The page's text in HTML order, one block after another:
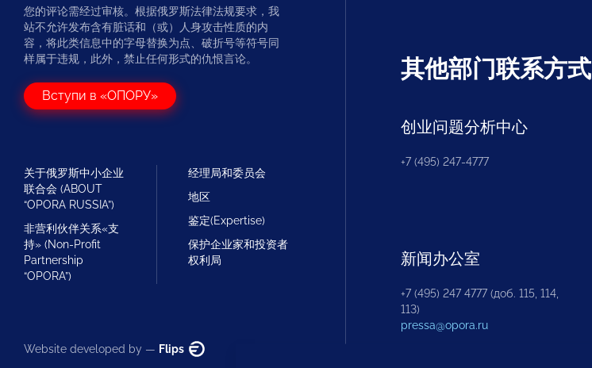
您的评论需经过审核。根据俄罗斯法律法规要求，我
站不允许发布含有脏话和（或）人身攻击性质的内
容，将此类信息中的字母替换为点、破折号等符号同
样属于违规，此外，禁止任何形式的仇恨言论。
Вступи в «ОПОРУ»
关于俄罗斯中小企业
联合会 (ABOUT
“OPORA RUSSIA”)
非营利伙伴关系«支
持» (Non-Profit
Partnership
“OPORA”)
经理局和委员会
地区
鉴定(Expertise)
保护企业家和投资者
权利局
Website developed by — Flips
其他部门联系方式
创业问题分析中心
+7 (495) 247-4777
新闻办公室
+7 (495) 247 4777 (доб. 115, 114,
113)
pressa@opora.ru